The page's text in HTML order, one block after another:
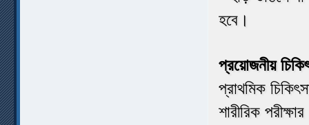
হবে।
প্রয়োজনীয়
প্রাথমিক
শারীরিক